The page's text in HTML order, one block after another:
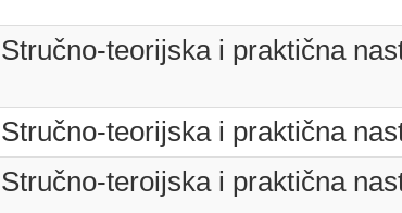
Stručno-teorijska i praktična
Stručno-teorijska i praktična
Stručno-teroijska i praktična